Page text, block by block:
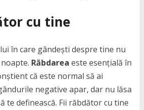
cu tine
în care gândești despre tine nu
Răbdarea este esențială în
că este normal să ai
negative apar, dar nu lăsa
te definească. Fii răbdător cu tine